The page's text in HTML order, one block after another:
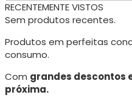
RECENTEMENTE VISTOS
Sem produtos recentes.
Produtos em perfeitas
consumo.
Com grandes descontos
próxima.